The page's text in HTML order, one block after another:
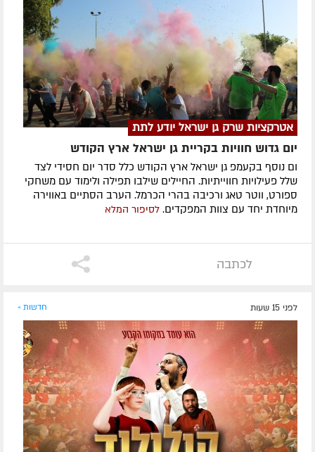
אטרקציות שרק גן ישראל יודע לתת
יום גדוש חוויות בקריית גן ישראל ארץ הקודש
ום נוסף בקעמפ גן ישראל ארץ הקודש כלל סדר יום חסידי לצד
שלל פעילויות חווייתיות. החיילים שילבו תפילה ולימוד עם משחקי
ספורט, ווטר טאג ורכיבה בהרי הכרמל. הערב הסתיים באווירה
מיוחדת יחד עם צוות המפקדים. לסיפור המלא
לכתבה
לפני 15 שעות חדשות »